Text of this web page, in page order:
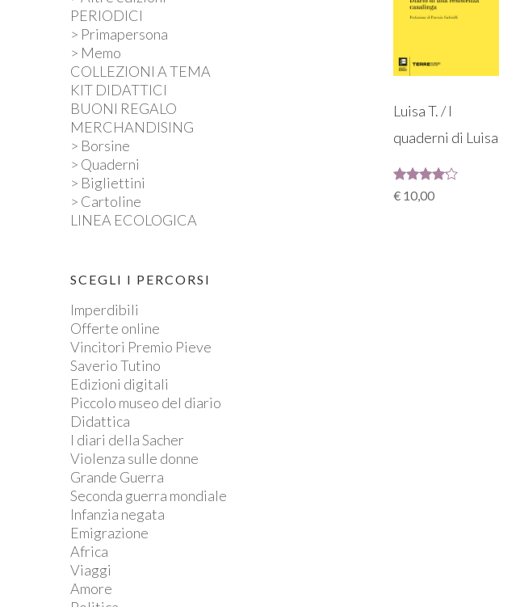
Luisa T. / I
quaderni di Luisa
Valutato
4.00
€ 10,00
PERIODICI
> Primapersona
> Memo
COLLEZIONI A TEMA
KIT DIDATTICI
BUONI REGALO
MERCHANDISING
> Borsine
> Quaderni
> Bigliettini
> Cartoline
LINEA ECOLOGICA
SCEGLI I PERCORSI
Imperdibili
Offerte online
Vincitori Premio Pieve
Saverio Tutino
Edizioni digitali
Piccolo museo del diario
Didattica
I diari della Sacher
Violenza sulle donne
Grande Guerra
Seconda guerra mondiale
Infanzia negata
Emigrazione
Africa
Viaggi
Amore